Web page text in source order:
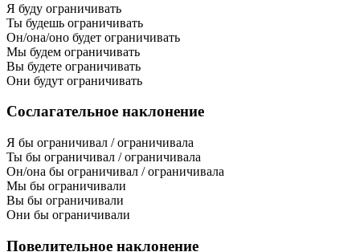
Я буду ограничивать
Ты будешь ограничивать
Он/она/оно будет ограничивать
Мы будем ограничивать
Вы будете ограничивать
Они будут ограничивать
Сослагательное наклонение
Я бы ограничивал / ограничивала
Ты бы ограничивал / ограничивала
Он/она бы ограничивал / ограничивала
Мы бы ограничивали
Вы бы ограничивали
Они бы ограничивали
Повелительное наклонение